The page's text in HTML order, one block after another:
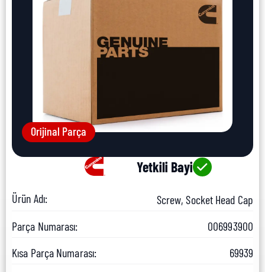
Orijinal Parça
Yetkili Bayi
Ürün Adı:
Screw, Socket Head Cap
Parça Numarası:
006993900
Kısa Parça Numarası:
69939